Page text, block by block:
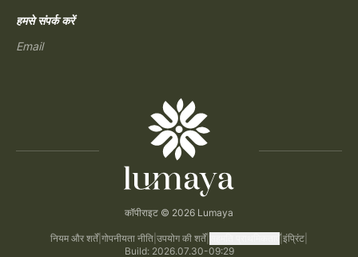
हमसे संपर्क करें
Email
कॉपीराइट © 2026 Lumaya
नियम और शर्तें| गोपनीयता नीति उपयोग की शर्तें| |इंप्रिंट
Build: 2026.07.30-09:29